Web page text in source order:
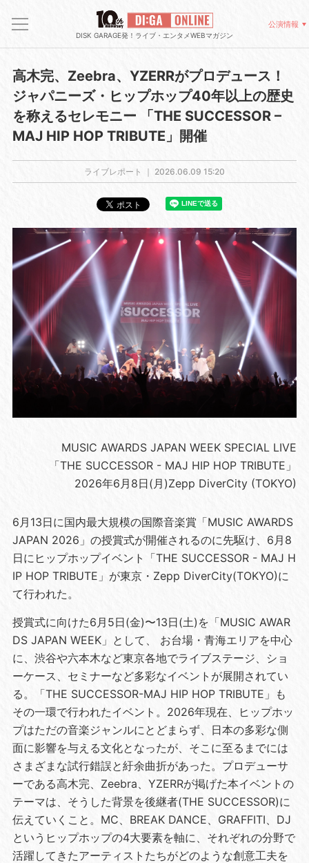
DISK GARAGE発！ライブ・エンタメWEBマガジン
公演情報
高木完、Zeebra、YZERRがプロデュース！
ジャパニーズ・ヒップホップ40年以上の歴史
を称えるセレモニー 「THE SUCCESSOR –
MAJ HIP HOP TRIBUTE」開催
ライブレポート ｜ 2026.06.09 15:20
MUSIC AWARDS JAPAN WEEK SPECIAL LIVE
「THE SUCCESSOR - MAJ HIP HOP TRIBUTE」
2026年6月8日(月)Zepp DiverCity (TOKYO)
6月13日に国内最大規模の国際音楽賞「MUSIC AWARDS
JAPAN 2026」の授賞式が開催されるのに先駆け、6月8
日にヒップホップイベント「THE SUCCESSOR - MAJ H
IP HOP TRIBUTE」が東京・Zepp DiverCity(TOKYO)に
て行われた。
授賞式に向けた6月5日(金)〜13日(土)を「MUSIC AWAR
DS JAPAN WEEK」として、 お台場・青海エリアを中心
に、渋谷や六本木など東京各地でライブステージ、ショ
ーケース、セミナーなど多彩なイベントが展開されてい
る。「THE SUCCESSOR-MAJ HIP HOP TRIBUTE」も
その一環で行われたイベント。2026年現在、ヒップホッ
プはただの音楽ジャンルにとどまらず、日本の多彩な側
面に影響を与える文化となったが、そこに至るまでには
さまざまな試行錯誤と紆余曲折があった。プロデューサ
ーである高木完、Zeebra、YZERRが掲げた本イベントの
テーマは、そうした背景を後継者(THE SUCCESSOR)に
伝えていくこと。MC、BREAK DANCE、GRAFFITI、DJ
というヒップホップの4大要素を軸に、それぞれの分野で
活躍してきたアーティストたちがどのような創意工夫を